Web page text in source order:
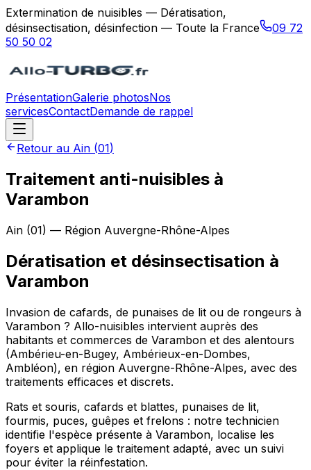
Extermination de nuisibles — Dératisation,
désinsectisation, désinfection — Toute la France
09 72
50 50 02
PrésentationGalerie photosNos
servicesContactDemande de rappel
Retour au Ain (01)
Traitement anti-nuisibles à
Varambon
Ain (01) — Région Auvergne-Rhône-Alpes
Dératisation et désinsectisation à
Varambon
Invasion de cafards, de punaises de lit ou de rongeurs à
Varambon ? Allo-nuisibles intervient auprès des
habitants et commerces de Varambon et des alentours
(Ambérieu-en-Bugey, Ambérieux-en-Dombes,
Ambléon), en région Auvergne-Rhône-Alpes, avec des
traitements efficaces et discrets.
Rats et souris, cafards et blattes, punaises de lit,
fourmis, puces, guêpes et frelons : notre technicien
identifie l'espèce présente à Varambon, localise les
foyers et applique le traitement adapté, avec un suivi
pour éviter la réinfestation.